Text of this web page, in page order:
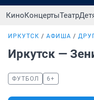
КиноКонцертыТеатр
ИРКУТСК АФИША
Иркутск —
ФУТБОЛ 6+